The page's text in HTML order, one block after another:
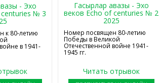
- Эхо
№ 3
к 80-летию
в 1941-
Гасырлар авазы - Эхо
веков Echo of centuries № 2
2025
Номер посвящен 80-летию
Победы в Великой
Отечественной войне 1941-
1945 гг.
Читать отрывок